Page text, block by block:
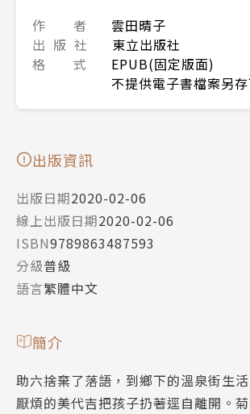
作 者
雲田晴子
出 版 社
東立出版社
格 式
EPUB(固定版面)
不提供電子書檔案另
出版資訊
出版日期2020-02-06
線上出版日期2020-02-06
ISBN9789863487593
分級普級
語言繁體中文
簡介
助六捨棄了落語，到鄉下的溫泉街生
厭煩的美代吉把孩子扔著逕自離開。